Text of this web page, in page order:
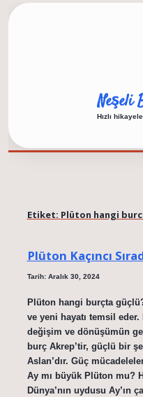
Neşeli
Hızlı
Etiket: Plüton hangi
Plüton Kaçıncı
Tarih: Aralık 30, 2024
Plüton hangi burçta
ve yeni hayatı temsil
değişim ve dönüşümün
burç Akrep’tir, güçlü bir
Aslan’dır. Güç
Ay mı büyük Plüton mu?
Dünya’nın uydusu Ay’ın